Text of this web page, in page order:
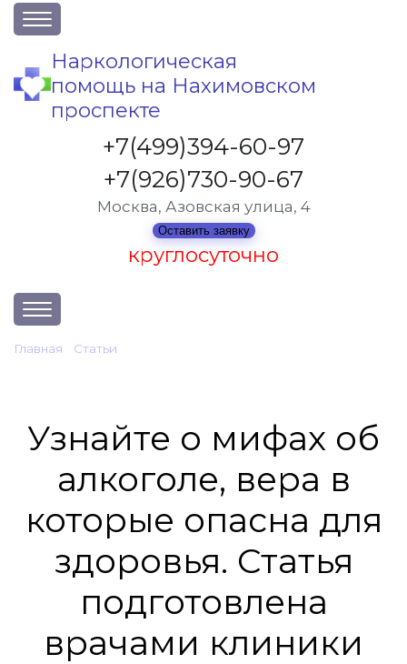
О клинике
Акции
Вакансии
Лицензии
Контакты
Наркологическая
помощь на Нахимовском
проспекте
+7(499)394-60-97
+7(926)730-90-67
Москва, Азовская улица, 4
Оставить заявку
круглосуточно
Услуги и стоимость
Главная Статьи
Узнайте о мифах об
алкоголе, вера в
которые опасна для
здоровья. Статья
подготовлена
врачами клиники